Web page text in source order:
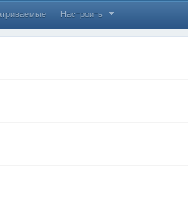
Настроить